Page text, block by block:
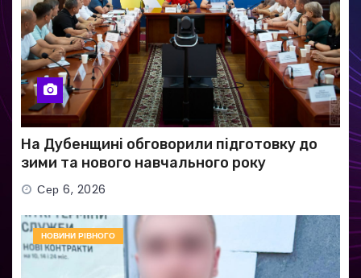
На Дубенщині обговорили підготовку до
зими та нового навчального року
Сер 6, 2026
НОВИНИ РІВНОГО